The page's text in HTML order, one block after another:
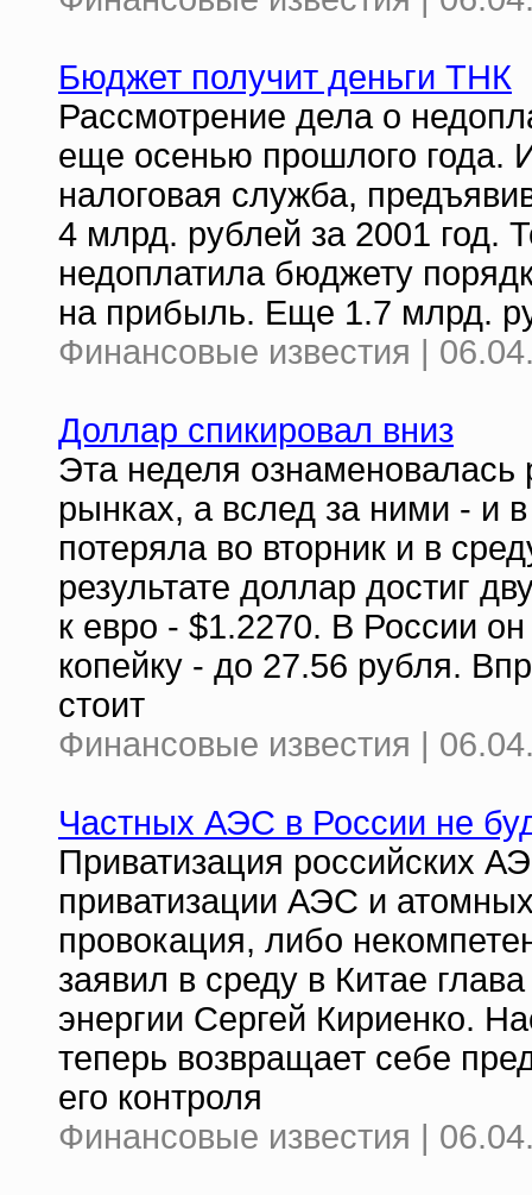
Бюджет получит деньги ТНК
Рассмотрение дела о
еще осенью прошлого года.
налоговая служба,
4 млрд. рублей за 2001
недоплатила бюджету
на прибыль. Еще 1.7 млрд.
Финансовые известия |
Доллар спикировал вниз
Эта неделя
рынках, а вслед за ними - и
потеряла во вторник и в
результате доллар достиг
к евро - $1.2270. В России
копейку - до 27.56 рубля.
стоит
Финансовые известия |
Частных АЭС в России не
Приватизация российских
приватизации АЭС и
провокация, либо
заявил в среду в Китае
энергии Сергей Кириенко.
теперь возвращает себе
его контроля
Финансовые известия |